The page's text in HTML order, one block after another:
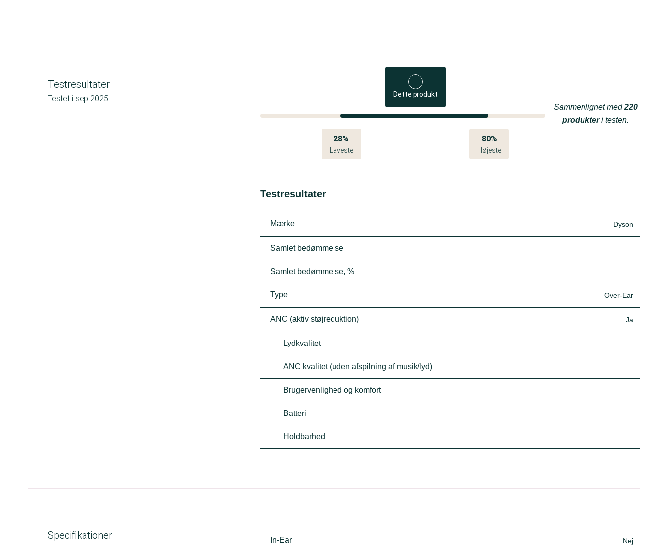
Testresultater
Testet i sep 2025 Dette produkt
28%
Laveste
80%
Højeste
Sammenlignet med220
produkteri testen.
Testresultater
Mærke Dyson
Samlet bedømmelse
Samlet bedømmelse, %
Type Over-Ear
ANC (aktiv støjreduktion) Ja
Lydkvalitet
ANC kvalitet (uden afspilning af musik/lyd)
Brugervenlighed og komfort
Batteri
Holdbarhed
Specifikationer In-Ear Nej